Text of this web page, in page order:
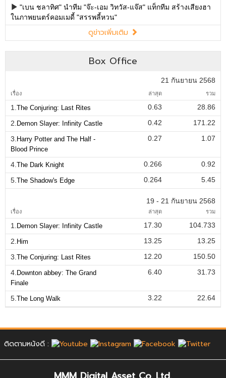
"เบน ชลาทิศ" นำทีม "จ๊ะ-เอม วิทวัส-แจ๊ส" แท็กทีม สร้างเสียงฮา
ในภาพยนตร์คอมเมดี้ "สรรพลี้หวน"
ดูข่าวเพิ่มเติม
Box Office
21 กันยายน 2568
เรื่อง ล่าสุด รวม
1. The Conjuring: Last Rites 0.63
28.86
2. Demon Slayer: Infinity Castle 0.42
171.22
3. Harry Potter and The Half -
Blood Prince
0.27 1.07
4. The Dark Knight 0.266
0.92
5. The Shadow's Edge 0.264 5.45
19 - 21 กันยายน 2568
เรื่อง ล่าสุด รวม
1. Demon Slayer: Infinity Castle 17.30
104.733
2. Him 13.25
13.25
3. The Conjuring: Last Rites 12.20
150.50
4. Downton abbey: The Grand
Finale
6.40 31.73
5. The Long Walk 3.22 22.64
ติดตามหนังดี :